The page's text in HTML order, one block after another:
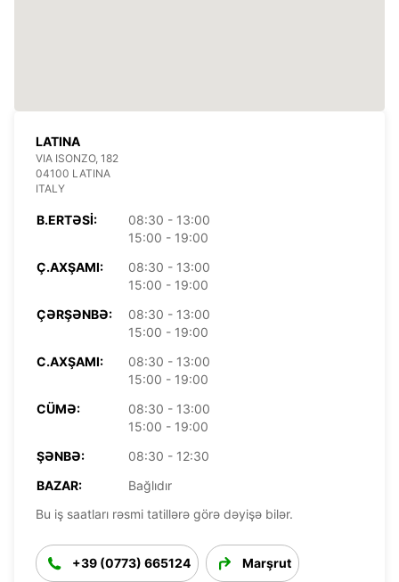
LATINA
VIA ISONZO, 182
04100 LATINA
ITALY
B.ERTƏSI:
08:30 - 13:00
15:00 - 19:00
Ç.AXŞAMI:
08:30 - 13:00
15:00 - 19:00
ÇƏRŞƏNBƏ:
08:30 - 13:00
15:00 - 19:00
C.AXŞAMI:
08:30 - 13:00
15:00 - 19:00
CÜMƏ:
08:30 - 13:00
15:00 - 19:00
ŞƏNBƏ:
08:30 - 12:30
BAZAR:
Bağlıdır
Bu iş saatları rəsmi tatillərə görə dəyişə bilər.
+39 (0773) 665124 Marşrut